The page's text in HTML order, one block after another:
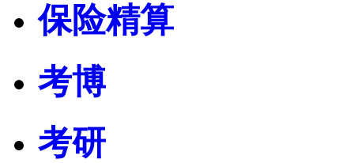
保险精算
考博
考研